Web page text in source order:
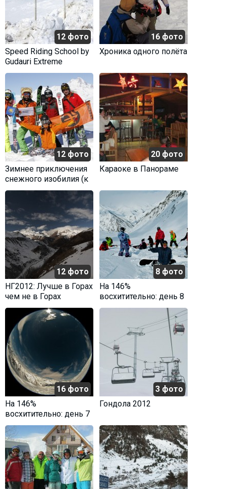
12 фото
Speed Riding School by
Gudauri Extreme
16 фото
Хроника одного полёта
12 фото
Зимнее приключения
снежного изобилия (к
отчету)
20 фото
Караоке в Панораме
12 фото
НГ2012: Лучше в Горах
чем не в Горах
8 фото
На 146%
восхитительно: день 8
16 фото
На 146%
восхитительно: день 7
3 фото
Гондола 2012